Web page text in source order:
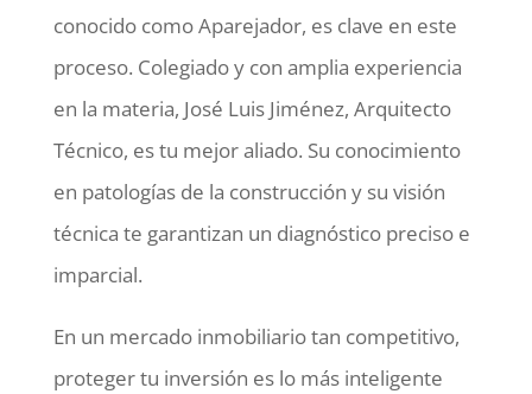
conocido como Aparejador, es clave en este
proceso. Colegiado y con amplia experiencia
en la materia, José Luis Jiménez, Arquitecto
Técnico, es tu mejor aliado. Su conocimiento
en patologías de la construcción y su visión
técnica te garantizan un diagnóstico preciso e
imparcial.
En un mercado inmobiliario tan competitivo,
proteger tu inversión es lo más inteligente